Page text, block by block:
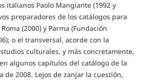
italianos Paolo Mangiante (1992 y
preparadores de los catálogos para
(2000) y Parma (Fundación
o el transversal, acorde con la
culturales, y más concretamente,
algunos capítulos del catálogo de la
de 2008. Lejos de zanjar la cuestión,